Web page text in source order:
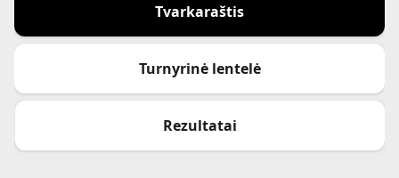
Tvarkaraštis
Turnyrinė lentelė
Rezultatai